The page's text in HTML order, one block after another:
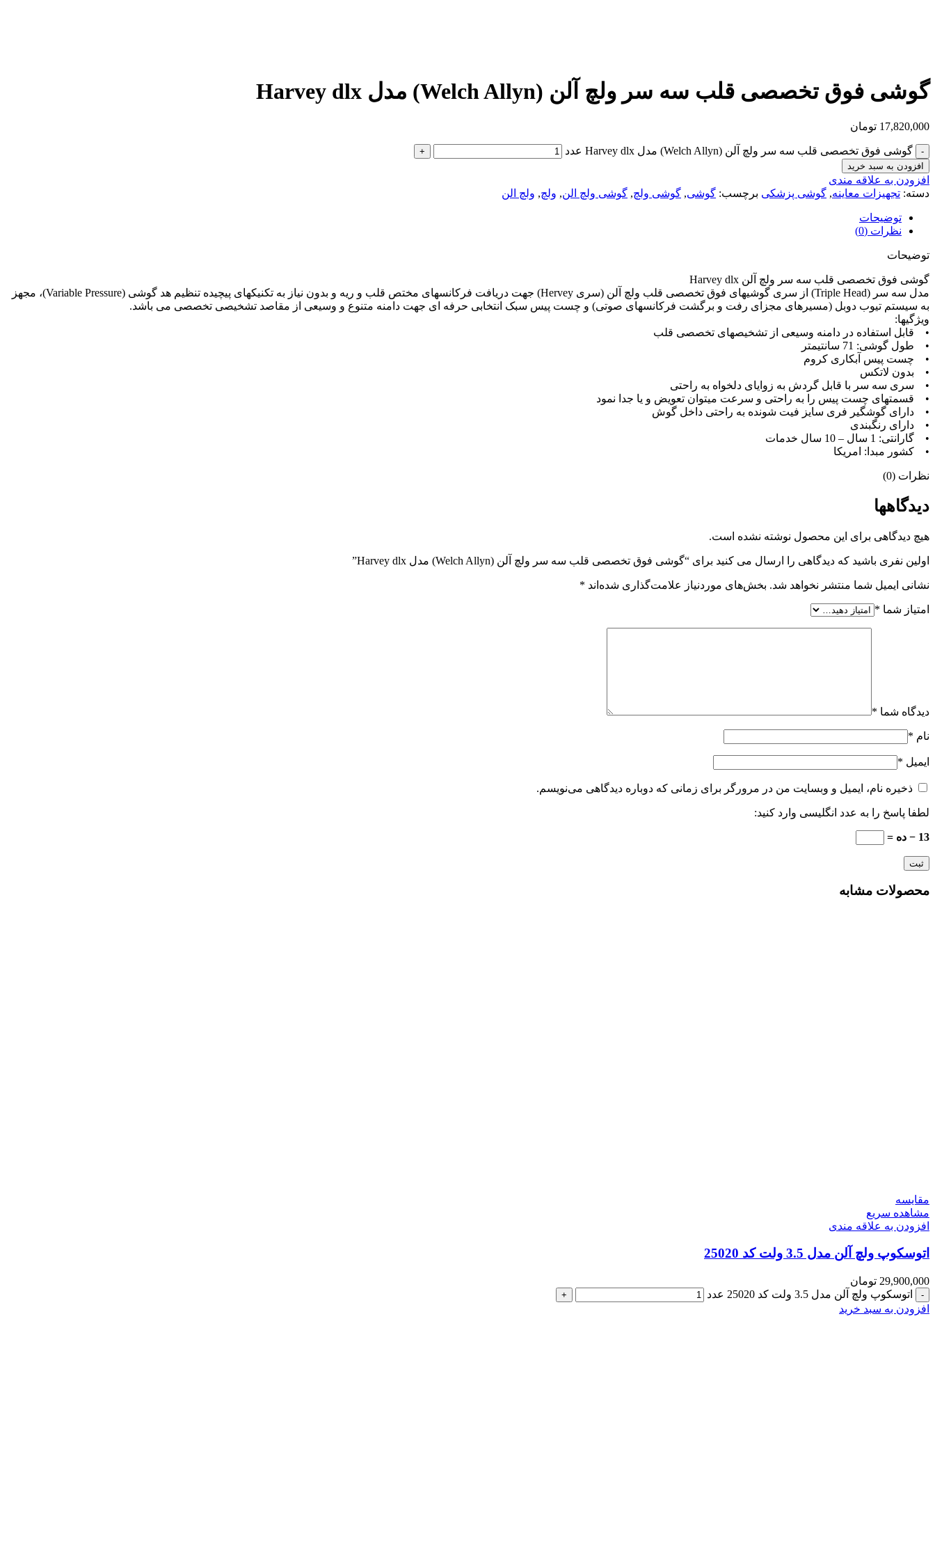
گوشی فوق تخصصی قلب سه سر ولچ آلن (Welch Allyn) مدل Harvey dlx
17,820,000 تومان
گوشی فوق تخصصی قلب سه سر ولچ آلن (Welch Allyn) مدل Harvey dlx عدد
افزودن به سبد خرید
افزودن به علاقه مندی
دسته: تجهیزات معاینه, گوشی پزشکی برچسب: گوشی, گوشی ولچ, گوشی ولچ الن, ولچ, ولچ الن
توضیحات
نظرات (0)
توضیحات
گوشی فوق تخصصی قلب سه سر ولچ آلن Harvey dlx
مدل سه سر (Triple Head) از سری گوشیهای فوق تخصصی قلب ولچ آلن (سری Hervey) جهت دریافت فرکانسهای مختص قلب و ریه و بدون نیاز به تکنیکهای پیچیده تنظیم هد گوشی (Variable Pressure)، مجهز
به سیستم تیوب دوبل (مسیرهای مجزای رفت و برگشت فرکانسهای صوتی) و چست پیس سبک انتخابی حرفه ای جهت دامنه متنوع و وسیعی از مقاصد تشخیصی تخصصی می باشد.
ویژگیها:
• قابل استفاده در دامنه وسیعی از تشخیصهای تخصصی قلب
• طول گوشی: 71 سانتیمتر
• چست پیس آبکاری کروم
• بدون لاتکس
• سری سه سر با قابل گردش به زوایای دلخواه به راحتی
• قسمتهای چست پیس را به راحتی و سرعت میتوان تعویض و یا جدا نمود
• دارای گوشگیر فری سایز فیت شونده به راحتی داخل گوش
• دارای رنگبندی
• گارانتی: 1 سال – 10 سال خدمات
• کشور مبدا: امریکا
نظرات (0)
دیدگاهها
هیچ دیدگاهی برای این محصول نوشته نشده است.
اولین نفری باشید که دیدگاهی را ارسال می کنید برای “گوشی فوق تخصصی قلب سه سر ولچ آلن (Welch Allyn) مدل Harvey dlx”
نشانی ایمیل شما منتشر نخواهد شد. بخش‌های موردنیاز علامت‌گذاری شده‌اند *
امتیاز شما *
دیدگاه شما *
نام *
ایمیل *
ذخیره نام، ایمیل و وبسایت من در مرورگر برای زمانی که دوباره دیدگاهی می‌نویسم.
لطفا پاسخ را به عدد انگلیسی وارد کنید:
13 − ده =
محصولات مشابه
مقایسه
مشاهده سریع
افزودن به علاقه مندی
اتوسکوپ ولچ آلن مدل 3.5 ولت کد 25020
29,900,000 تومان
اتوسکوپ ولچ آلن مدل 3.5 ولت کد 25020 عدد
افزودن به سبد خرید